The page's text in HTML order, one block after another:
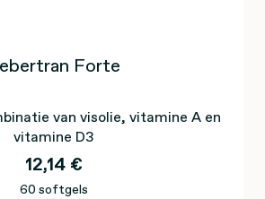
Forte
van visolie, vitamine A en
vitamine D3
12,14 €
60 softgels